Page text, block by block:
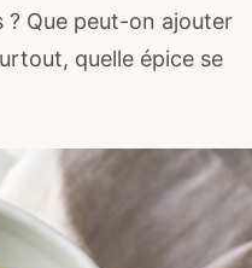
? Que peut-on ajouter
quelle épice se